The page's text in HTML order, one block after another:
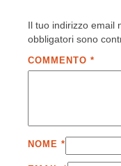
Il tuo indirizzo email
obbligatori sono
COMMENTO *
NOME *